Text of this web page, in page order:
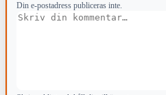
Din e-postadress publiceras inte.
Kommentar